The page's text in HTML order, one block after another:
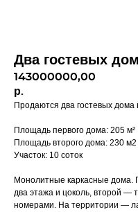
Два гостевых
143000000,00
р.
Продаются два гостевых дома
Площадь первого дома: 205 м²
Площадь второго дома: 230 м2
Участок: 10 соток
Монолитные каркасные
два этажа и цоколь, второй —
номерами. На территории —